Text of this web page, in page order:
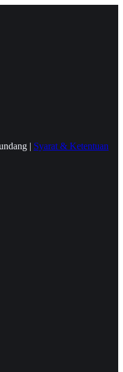
| Syarat & Ketentuan